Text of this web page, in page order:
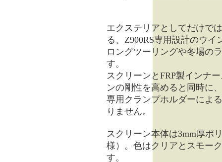
エクステリアとしてだけで
る、Z900RS専用設計のウイ
ロングツーリングや冬場の
す。
スクリーンとFRP製インナ
ンの剛性を高めると同時に
専用クランプホルダーによ
りません。
スクリーン本体は3mm厚ポ
様）。色はクリアとスモー
す。